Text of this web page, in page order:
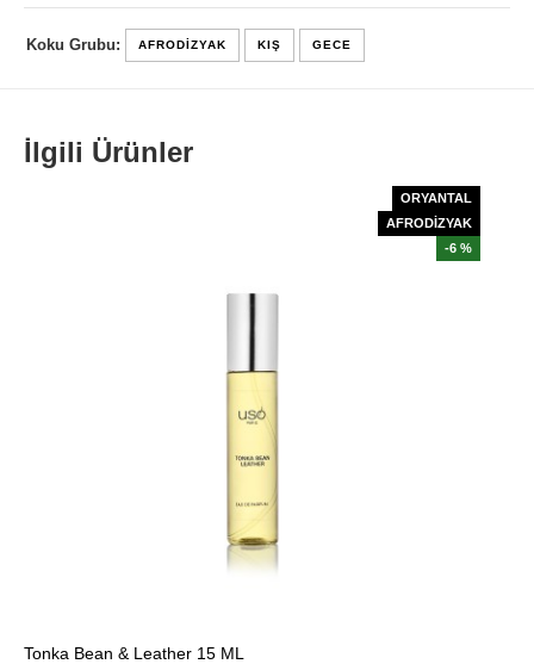
Koku Grubu: AFRODIZYAK KIŞ GECE
İlgili Ürünler
ORYANTAL
AFRODİZYAK
-6 %
Tonka Bean & Leather 15 ML